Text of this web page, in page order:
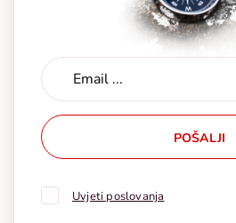
POŠALJI
Uvjeti poslovanja